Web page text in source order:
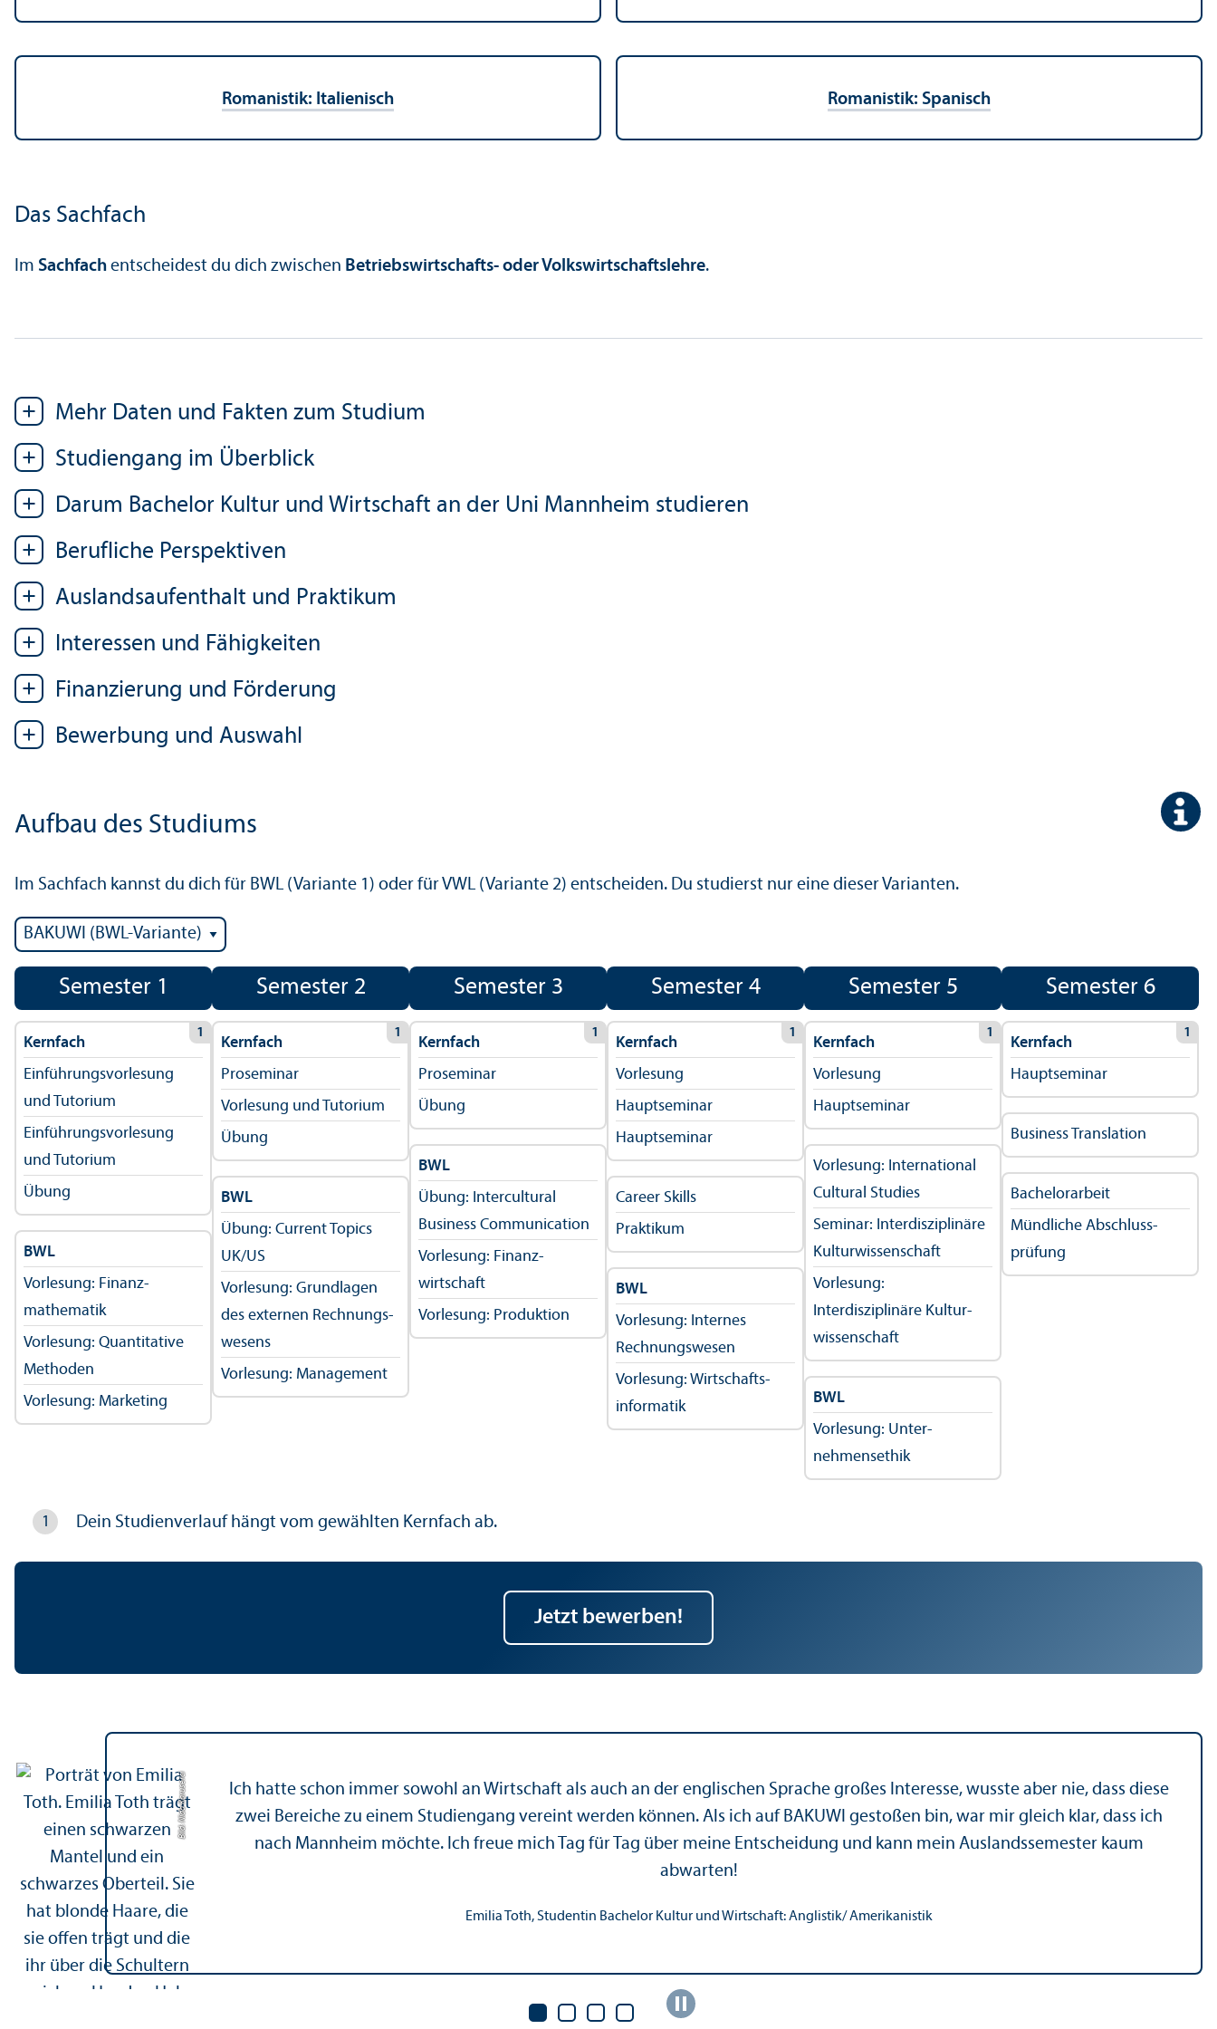
Romanistik: Italienisch Romanistik: Spanisch
Das Sachfach
Im Sachfach entscheidest du dich zwischen Betriebs­wirtschafts- oder Volkswirtschafts­lehre.
Mehr Daten und Fakten zum Studium
Studien­gang im Über­blick
Darum Bachelor Kultur und Wirtschaft an der Uni Mannheim studieren
Berufliche Perspektiven
Auslands­aufenthalt und Praktikum
Interessen und Fähigkeiten
Finanzierung und Förderung
Bewerbung und Auswahl
Aufbau des Studiums
Im Sachfach kannst du dich für BWL (Variante 1) oder für VWL (Variante 2) entscheiden. Du studierst nur eine dieser Varianten.
Semester 1
1
Kernfach
Einführungs­vorlesung
und Tutorium
Einführungs­vorlesung
und Tutorium
Übung
BWL
Vorlesung: Finanz­
mathematik
Vorlesung: Quanti­tative
Methoden
Vorlesung: Marketing
Semester 2
1
Kernfach
Proseminar
Vorlesung und Tutorium
Übung
BWL
Übung: Current Topics
UK/US
Vorlesung: Grundlagen
des externen Rechnungs­
wesens
Vorlesung: Management
Semester 3
1
Kernfach
Proseminar
Übung
BWL
Übung: Intercultural
Business Communication
Vorlesung: Finanz­
wirtschaft
Vorlesung: Produktion
Semester 4
1
Kernfach
Vorlesung
Hauptseminar
Hauptseminar
Career Skills
Praktikum
BWL
Vorlesung: Internes
Rechnungs­wesen
Vorlesung: Wirtschafts­
informatik
Semester 5
1
Kernfach
Vorlesung
Hauptseminar
Vorlesung: International
Cultural Studies
Seminar: Interdisziplinäre
Kultur­wissenschaft
Vorlesung:
Interdisziplinäre Kultur­
wissenschaft
BWL
Vorlesung: Unter­
nehmens­ethik
Semester 6
1
Kernfach
Hauptseminar
Business Trans­lation
Bachelor­arbeit
Mündliche Abschluss­
prüfung
Dein Studien­verlauf hängt vom gewählten Kernfach ab.
Jetzt bewerben!
Bild: Nida Karuserci
Ich hatte schon immer sowohl an Wirtschaft als auch an der englischen Sprache großes Interesse, wusste aber nie, dass diese
zwei Bereiche zu einem Studien­gang vereint werden können. Als ich auf BAKUWI gestoßen bin, war mir gleich klar, dass ich
nach Mannheim möchte. Ich freue mich Tag für Tag über meine Entscheidung und kann mein Auslands­semester kaum
abwarten!
Emilia Toth, Studentin Bachelor Kultur und Wirtschaft: Anglistik/Amerikanistik